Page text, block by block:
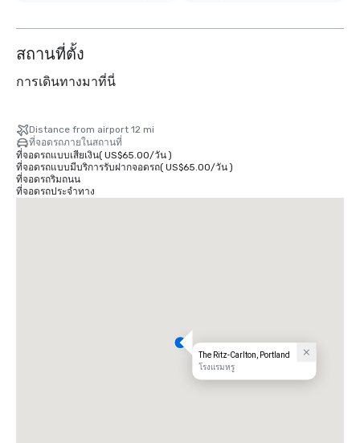
สถานที่ตั้ง
การเดินทางมาที่นี่
Distance from airport 12 mi
ที่จอดรถภายในสถานที่
ที่จอดรถแบบเสียเงิน( US$65.00/วัน)
ที่จอดรถแบบมีบริการรับฝากจอดรถ( US$65.00/วัน)
ที่จอดรถริมถนน
ที่จอดรถประจำทาง
The Ritz-Carlton, Portland
โรงแรมหรู